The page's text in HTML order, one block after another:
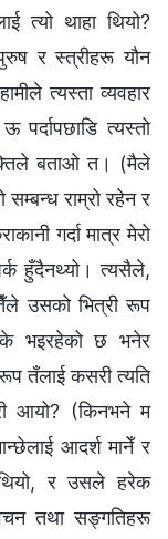
त्यो थाहा थियो?
र स्‍त्रीहरू यौन
त्यस्ता व्यवहार
पर्दापछाडि त्यस्तो
बताओ त। (मैले
राम्रो रहेन र
गर्दा मात्र मेरो
हुँदैनथ्यो। त्यसैले,
उसको भित्री रूप
भइरहेको छ भनेर
तँलाई कसरी त्यति
आयो? (किनभने म
आदर्श मानेँ र
थियो, र उसले हरेक
तथा सङ्गतिहरू